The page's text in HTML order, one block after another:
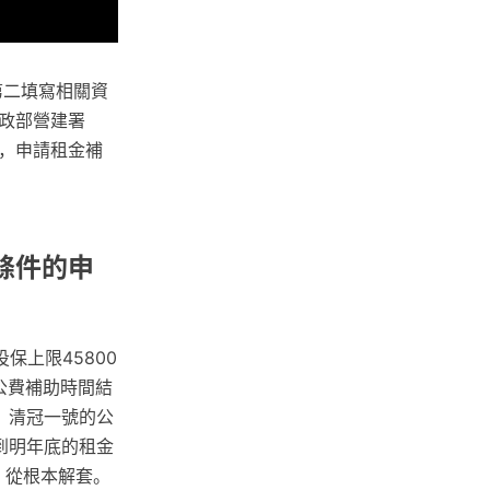
填寫相關資
部營建署
申請租金補
件的申
保上限45800
費補助時間結
清冠一號的公
明年底的租金
根本解套。